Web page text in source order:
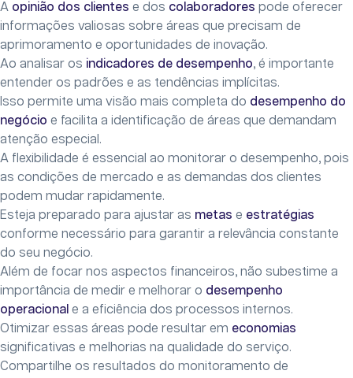
A opinião dos clientes e dos colaboradores pode oferecer
informações valiosas sobre áreas que precisam de
aprimoramento e oportunidades de inovação.
Ao analisar os indicadores de desempenho, é importante
entender os padrões e as tendências implícitas.
Isso permite uma visão mais completa do desempenho do
negócio e facilita a identificação de áreas que demandam
atenção especial.
A flexibilidade é essencial ao monitorar o desempenho, pois
as condições de mercado e as demandas dos clientes
podem mudar rapidamente.
Esteja preparado para ajustar as metas e estratégias
conforme necessário para garantir a relevância constante
do seu negócio.
Além de focar nos aspectos financeiros, não subestime a
importância de medir e melhorar o desempenho
operacional e a eficiência dos processos internos.
Otimizar essas áreas pode resultar em economias
significativas e melhorias na qualidade do serviço.
Compartilhe os resultados do monitoramento de